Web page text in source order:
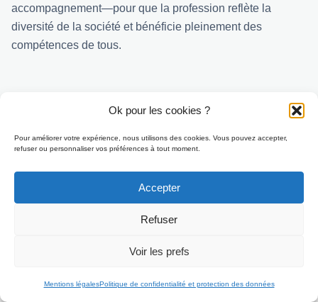
Ok pour les cookies ?
Pour améliorer votre expérience, nous utilisons des cookies. Vous pouvez accepter,
refuser ou personnaliser vos préférences à tout moment.
Accepter
Refuser
Voir les prefs
Mentions légalesPolitique de confidentialité et protection des données
accompagnement—pour que la profession reflète la
diversité de la société et bénéficie pleinement des
compétences de tous.